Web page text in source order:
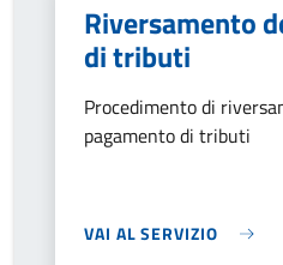
Riversamento
di tributi
Procedimento di
pagamento di tributi
VAI AL SERVIZIO